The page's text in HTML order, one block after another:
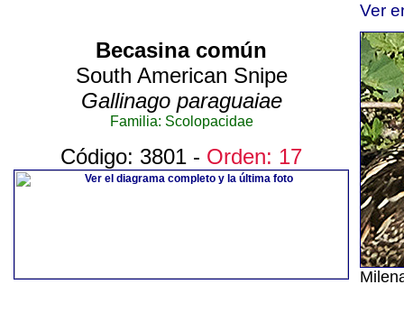
Ver
Becasina común
South American Snipe
Gallinago paraguaiae
Familia: Scolopacidae
Código: 3801 - Orden: 17